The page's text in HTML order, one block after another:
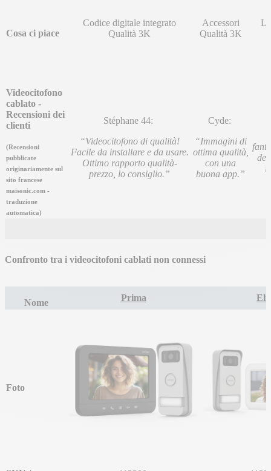
Cosa ci piace
Codice digitale integrato
Qualità 3K
Accessori
Qualità 3K
Videocitofono
cablato -
Recensioni dei
clienti
(Recensioni
pubblicate
originariamente sul
sito francese
maisonic.com -
traduzione
automatica)
Stéphane 44:
“Videocitofono di qualità!
Facile da installare e da usare.
Ottimo rapporto qualità-
prezzo, lo consiglio.”
Cyde:
“Immagini di
ottima qualità,
con una
buona app.”
del
Confronto tra i videocitofoni cablati non connessi
Nome Prima
Foto